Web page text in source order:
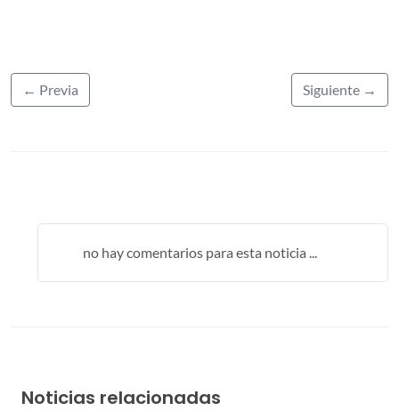
← Previa Siguiente →
no hay comentarios para esta noticia ...
Noticias relacionadas